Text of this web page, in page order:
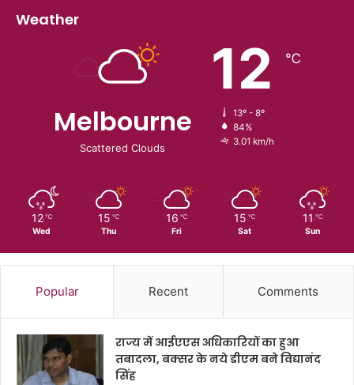
Weather
Melbourne
Scattered Clouds
12 ℃
13º - 8º
84%
3.01 km/h
12 ℃
Wed
15 ℃
Thu
16 ℃
Fri
15 ℃
Sat
11 ℃
Sun
Popular Recent Comments
राज्य में आईएएस अधिकारियों का हुआ
तबादला, बक्सर के नये डीएम बने विद्यानंद
सिंह